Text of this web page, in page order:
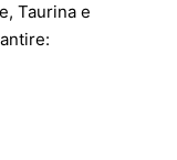
Taurina e